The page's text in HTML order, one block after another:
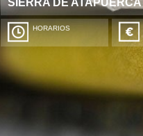
SIERRA DE ATAPUERCA
HORARIOS